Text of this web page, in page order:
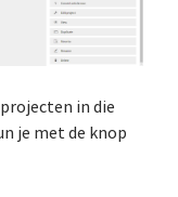
in die
je met de knop